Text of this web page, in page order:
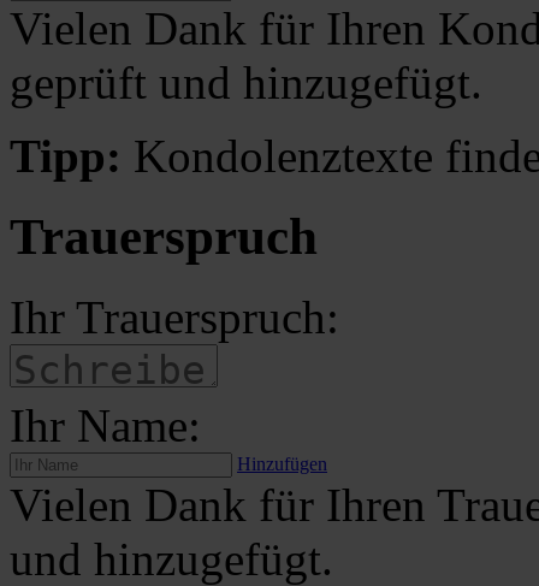
Vielen Dank für Ihren
geprüft und hinzugefügt.
Tipp: Kondolenztexte
Trauerspruch
Ihr Trauerspruch:
Ihr Name:
Hinzufügen
Vielen Dank für Ihren
und hinzugefügt.